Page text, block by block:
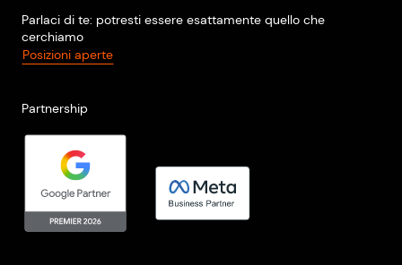
Parlaci di te: potresti essere esattamente quello che
cerchiamo
Posizioni aperte
Partnership